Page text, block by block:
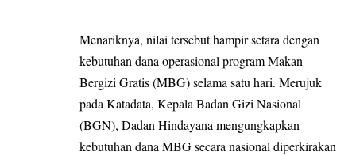
Menariknya, nilai tersebut hampir setara dengan
kebutuhan dana operasional program Makan
Bergizi Gratis (MBG) selama satu hari. Merujuk
pada Katadata, Kepala Badan Gizi Nasional
(BGN), Dadan Hindayana mengungkapkan
kebutuhan dana MBG secara nasional diperkirakan